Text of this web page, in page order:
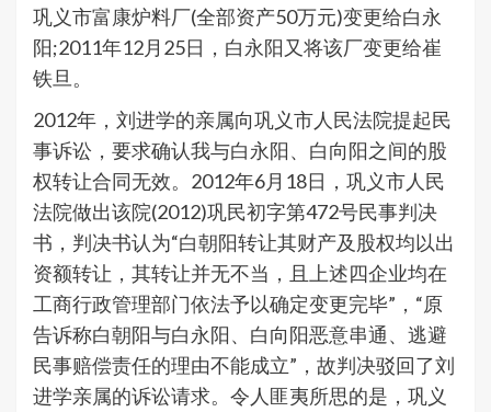
巩义市富康炉料厂(全部资产50万元)变更给白永
阳;2011年12月25日，白永阳又将该厂变更给崔
铁旦。
2012年，刘进学的亲属向巩义市人民法院提起民
事诉讼，要求确认我与白永阳、白向阳之间的股
权转让合同无效。2012年6月18日，巩义市人民
法院做出该院(2012)巩民初字第472号民事判决
书，判决书认为“白朝阳转让其财产及股权均以出
资额转让，其转让并无不当，且上述四企业均在
工商行政管理部门依法予以确定变更完毕”，“原
告诉称白朝阳与白永阳、白向阳恶意串通、逃避
民事赔偿责任的理由不能成立”，故判决驳回了刘
进学亲属的诉讼请求。令人匪夷所思的是，巩义